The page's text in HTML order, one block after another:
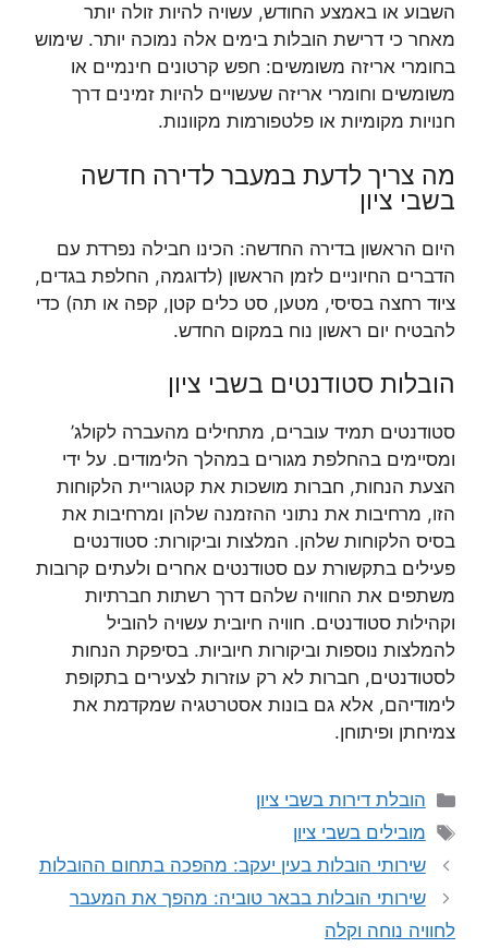
השבוע או באמצע החודש, עשויה להיות זולה יותר
מאחר כי דרישת הובלות בימים אלה נמוכה יותר. שימוש
בחומרי אריזה משומשים: חפש קרטונים חינמיים או
משומשים וחומרי אריזה שעשויים להיות זמינים דרך
חנויות מקומיות או פלטפורמות מקוונות.
מה צריך לדעת במעבר לדירה חדשה
בשבי ציון
היום הראשון בדירה החדשה: הכינו חבילה נפרדת עם
הדברים החיוניים לזמן הראשון (לדוגמה, החלפת בגדים,
ציוד רחצה בסיסי, מטען, סט כלים קטן, קפה או תה) כדי
להבטיח יום ראשון נוח במקום החדש.
הובלות סטודנטים בשבי ציון
סטודנטים תמיד עוברים, מתחילים מהעברה לקולג’
ומסיימים בהחלפת מגורים במהלך הלימודים. על ידי
הצעת הנחות, חברות מושכות את קטגוריית הלקוחות
הזו, מרחיבות את נתוני ההזמנה שלהן ומרחיבות את
בסיס הלקוחות שלהן. המלצות וביקורות: סטודנטים
פעילים בתקשורת עם סטודנטים אחרים ולעתים קרובות
משתפים את החוויה שלהם דרך רשתות חברתיות
וקהילות סטודנטים. חוויה חיובית עשויה להוביל
להמלצות נוספות וביקורות חיוביות. בסיפקת הנחות
לסטודנטים, חברות לא רק עוזרות לצעירים בתקופת
לימודיהם, אלא גם בונות אסטרטגיה שמקדמת את
צמיחתן ופיתוחן.
קטגוריות
הובלת דירות בשבי ציון
תגיות
מובילים בשבי ציון
שירותי הובלות בעין יעקב: מהפכה בתחום ההובלות
שירותי הובלות בבאר טוביה: מהפך את המעבר
לחוויה נוחה וקלה